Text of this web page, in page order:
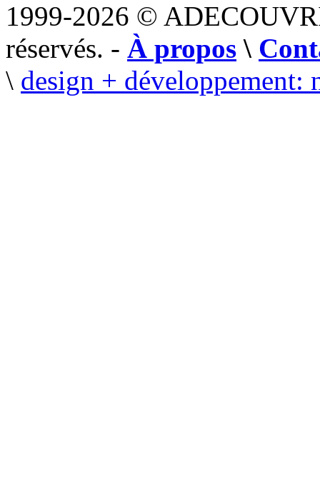
1999-2026 ©
réservés. - À propos \
\ design + développement: